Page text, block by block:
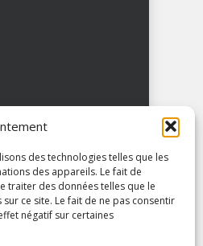
des technologies telles que les
des appareils. Le fait de
traiter des données telles que le
ce site. Le fait de ne pas consentir
négatif sur certaines